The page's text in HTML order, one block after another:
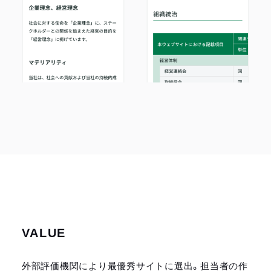
VALUE
外部評価機関により最優秀サイトに選出。担当者の作